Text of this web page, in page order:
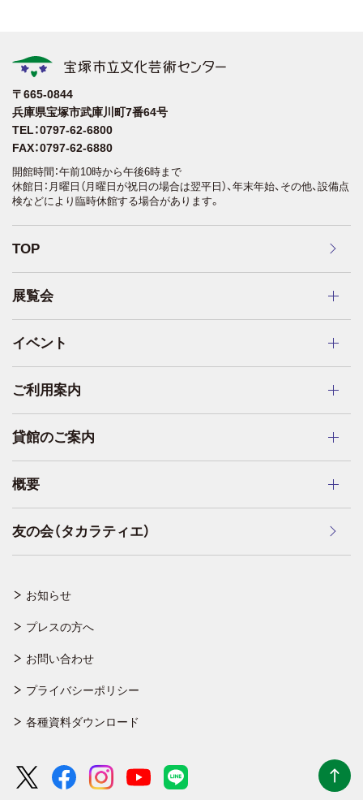
お知らせ
プレスの方へ
お問い合わせ
プライバシーポリシー
各種資料ダウンロード
TOP
展覧会
イベント
ご利用案内
貸館のご案内
概要
友の会（タカラティエ）
〒665-0844
兵庫県宝塚市武庫川町7番64号
TEL：0797-62-6800
FAX：0797-62-6880
開館時間：午前10時から午後6時まで
休館日：月曜日（月曜日が祝日の場合は翌平日）、年末年始、その他、設備点
検などにより臨時休館する場合があります。